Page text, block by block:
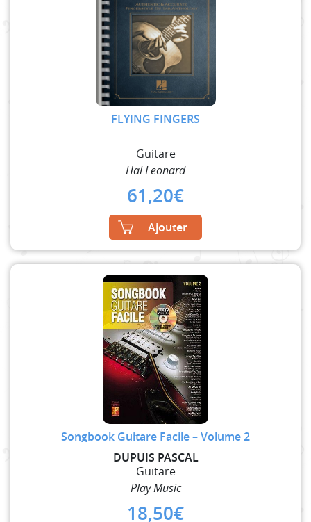
FLYING FINGERS
Guitare
Hal Leonard
61,20€
Ajouter
Songbook Guitare Facile – Volume 2
DUPUIS PASCAL
Guitare
Play Music
18,50€